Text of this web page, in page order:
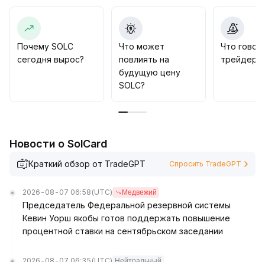
Рекомендуется инвесторам уделять внимание
эффекту распространения негативных событий в
экосистеме, отслеживать потоки капитала и
изменения технических индикаторов, а также гибко
корректировать позиции согласно риск-профилю
Краткосрочная стратегия — динамическое
Почему SOLC
сегодня вырос?
Что может
повлиять на
будущую цену
SOLC?
Что
трейдеры
Новости о SolCard
Краткий обзор от TradeGPT Спросить TradeGPT
2026-08-07 06:58 (UTC) Медвежий
Председатель Федеральной резервной системы
Кевин Уорш якобы готов поддержать повышение
процентной ставки на сентябрьском заседании